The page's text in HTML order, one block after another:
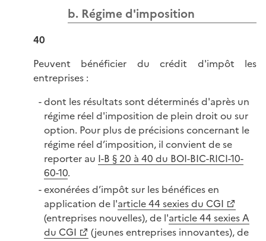
b. Régime d'imposition
40
Peuvent bénéficier du crédit d'impôt les
entreprises :
dont les résultats sont déterminés d'après un
régime réel d'imposition de plein droit ou sur
option. Pour plus de précisions concernant le
régime réel d’imposition, il convient de se
reporter au I-B § 20 à 40 du BOI-BIC-RICI-10-
60-10.
exonérées d’impôt sur les bénéfices en
application de l'article 44 sexies du CGI
(entreprises nouvelles), de l'article 44 sexies A
du CGI
(jeunes entreprises innovantes), de